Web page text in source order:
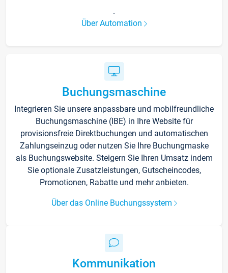
.
Über Automation
Buchungsmaschine
Integrieren Sie unsere anpassbare und mobilfreundliche
Buchungsmaschine (IBE) in Ihre Website für
provisionsfreie Direktbuchungen und automatischen
Zahlungseinzug oder nutzen Sie Ihre Buchungmaske
als Buchungswebsite. Steigern Sie Ihren Umsatz indem
Sie optionale Zusatzleistungen, Gutscheincodes,
Promotionen, Rabatte und mehr anbieten.
Über das Online Buchungssystem
Kommunikation